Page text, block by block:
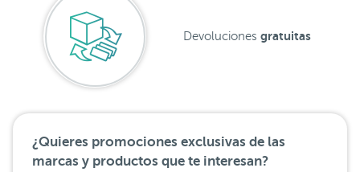
Devoluciones gratuitas
¿Quieres promociones exclusivas de las
marcas y productos que te interesan?